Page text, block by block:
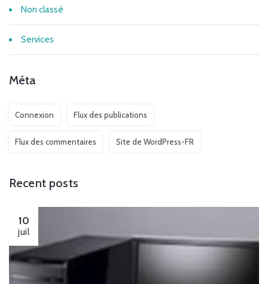
Non classé
Services
Méta
Connexion Flux des publications
Flux des commentaires Site de WordPress-FR
Recent posts
10
juil